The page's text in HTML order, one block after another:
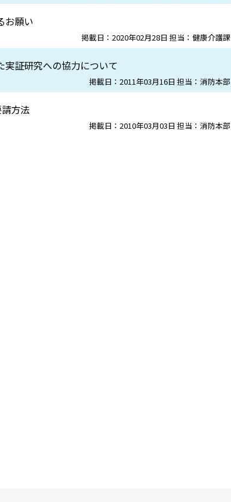
お願い
掲載日：2020年02月28日 担当：健康介護課
証研究への協力について
掲載日：2011年03月16日 担当：消防本部
方法
掲載日：2010年03月03日 担当：消防本部